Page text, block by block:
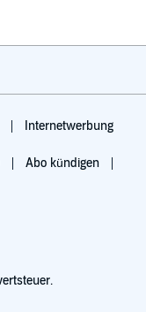
Internetwerbung
Abo kündigen